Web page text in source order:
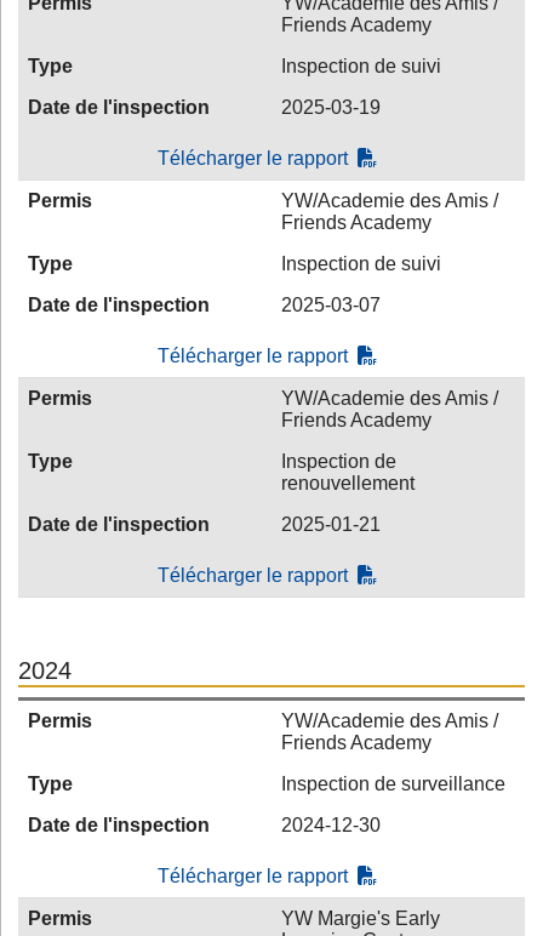
Friends Academy
Type
Inspection de suivi
Date de l'inspection
2025-03-19
Télécharger le rapport
Permis
YW/Academie des Amis /
Friends Academy
Type
Inspection de suivi
Date de l'inspection
2025-03-07
Télécharger le rapport
Permis
YW/Academie des Amis /
Friends Academy
Type
Inspection de
renouvellement
Date de l'inspection
2025-01-21
Télécharger le rapport
2024
Permis
YW/Academie des Amis /
Friends Academy
Type
Inspection de surveillance
Date de l'inspection
2024-12-30
Télécharger le rapport
Permis
YW Margie's Early